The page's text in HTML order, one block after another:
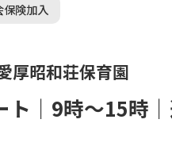
保険加入
厚昭和荘保育園
ト｜9時～15時